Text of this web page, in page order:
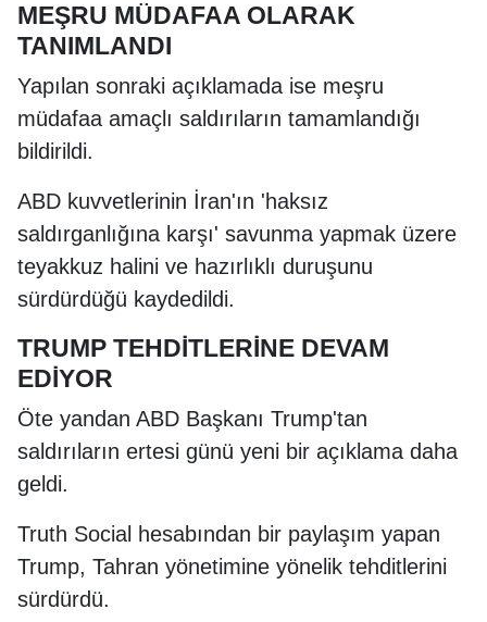
MEŞRU MÜDAFAA OLARAK
TANIMLANDI
Yapılan sonraki açıklamada ise meşru
müdafaa amaçlı saldırıların tamamlandığı
bildirildi.
ABD kuvvetlerinin İran'ın 'haksız
saldırganlığına karşı' savunma yapmak üzere
teyakkuz halini ve hazırlıklı duruşunu
sürdürdüğü kaydedildi.
TRUMP TEHDİTLERİNE DEVAM
EDİYOR
Öte yandan ABD Başkanı Trump'tan
saldırıların ertesi günü yeni bir açıklama daha
geldi.
Truth Social hesabından bir paylaşım yapan
Trump, Tahran yönetimine yönelik tehditlerini
sürdürdü.